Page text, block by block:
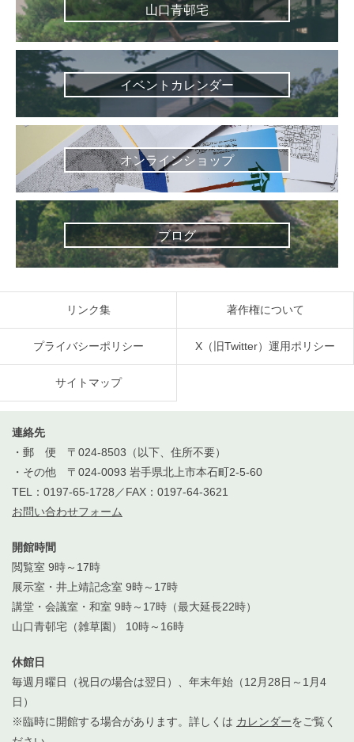
山口青邨宅
イベントカレンダー
オンラインショップ
ブログ
リンク集 著作権について
プライバシーポリシー X（旧Twitter）運用ポリシー
サイトマップ
連絡先
・郵 便 〒024-8503（以下、住所不要）
・その他 〒024-0093 岩手県北上市本石町2-5-60
TEL：0197-65-1728／FAX：0197-64-3621
お問い合わせフォーム
開館時間
閲覧室 9時～17時
展示室・井上靖記念室 9時～17時
講堂・会議室・和室 9時～17時（最大延長22時）
山口青邨宅（雑草園） 10時～16時
休館日
毎週月曜日（祝日の場合は翌日）、年末年始（12月28日～1月4
日）
※臨時に開館する場合があります。詳しくは カレンダーをご覧く